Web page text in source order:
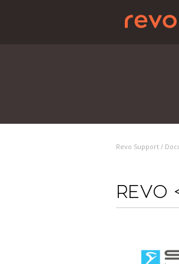
Revo Support /
REVO